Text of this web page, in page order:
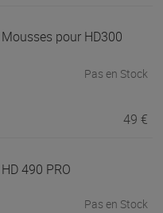
Mousses pour HD300
Pas en Stock
49 €
HD 490 PRO
Pas en Stock